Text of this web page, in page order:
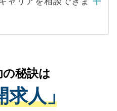
依頼するケースが増え
ップおよび転職活動の
たします。お預かりし
データはご本人の許可
扱いについての厳密な
事業者のみに付与され
ークを取得済みです。
医療機関の状況や紹介
、適切なアドバイスを
。すぐにご転職をされ
なサポートが可能です
秘訣は
求人」